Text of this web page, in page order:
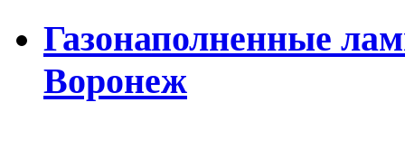
Газонаполненные
Воронеж